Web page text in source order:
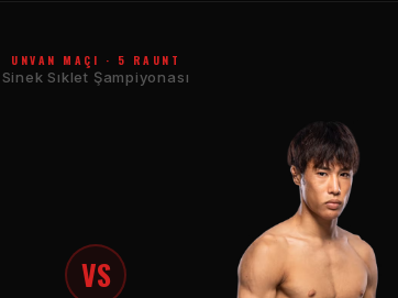
UNVAN MAÇI · 5 RAUNT
Sinek Sıklet Şampiyonası
VS